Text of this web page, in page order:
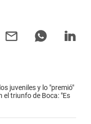
juveniles y lo "premió"
el triunfo de Boca: "Es